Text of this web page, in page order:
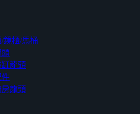
鏡櫃/馬桶
龍頭
件
龍頭